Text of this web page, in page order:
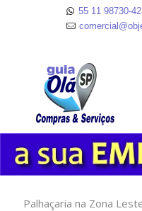
55 11 98730-
Palhaçaria na Zona